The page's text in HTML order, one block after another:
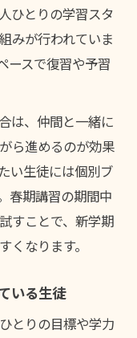
ひとりの学習スタ
みが行われていま
ースで復習や予習
は、仲間と一緒に
ら進めるのが効果
い生徒には個別ブ
春期講習の期間中
すことで、新学期
くなります。
いる生徒
とりの目標や学力